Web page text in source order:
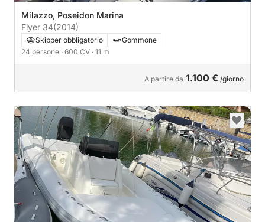
Milazzo, Poseidon Marina
Flyer 34(2014)
Skipper obbligatorio
Gommone
24 persone · 600 CV · 11 m
A partire da 1.100 € /giorno